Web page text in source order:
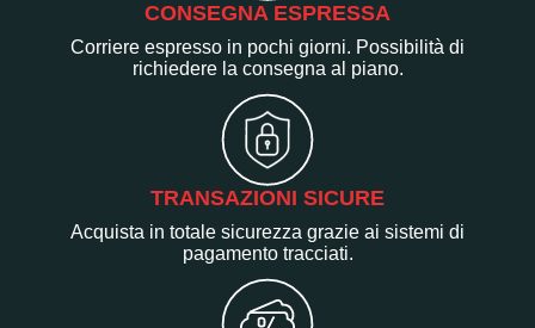
CONSEGNA ESPRESSA
Corriere espresso in pochi giorni. Possibilità di
richiedere la consegna al piano.
TRANSAZIONI SICURE
Acquista in totale sicurezza grazie ai sistemi di
pagamento tracciati.